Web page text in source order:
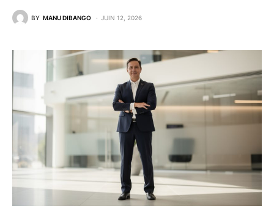
BY MANU DIBANGO JUIN 12, 2026